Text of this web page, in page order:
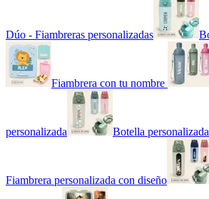
Dúo - Fiambreras personalizadas
Fiambrera con tu nombre
personalizada Botella
Fiambrera personalizada con diseño